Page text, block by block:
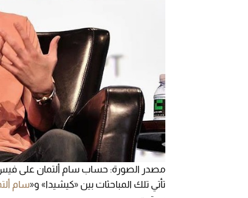
مصدر الصورة: حساب سام ألتمان على
تأتي تلك المباحثات بين «كيشيدا» و«سام